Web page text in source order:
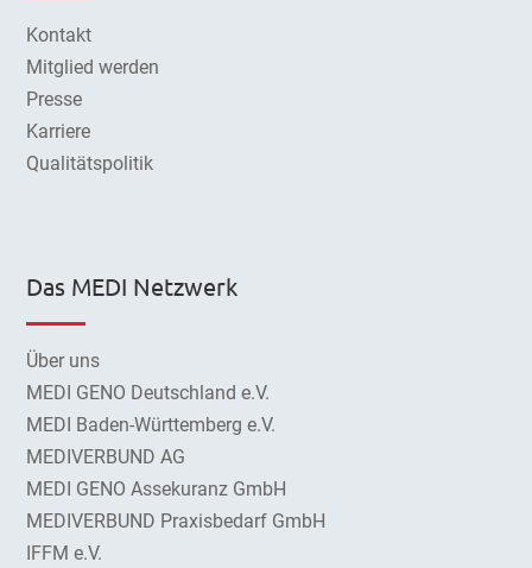
Kontakt
Mitglied werden
Presse
Karriere
Qualitätspolitik
Das MEDI Netzwerk
Über uns
MEDI GENO Deutschland e.V.
MEDI Baden-Württemberg e.V.
MEDIVERBUND AG
MEDI GENO Assekuranz GmbH
MEDIVERBUND Praxisbedarf GmbH
IFFM e.V.